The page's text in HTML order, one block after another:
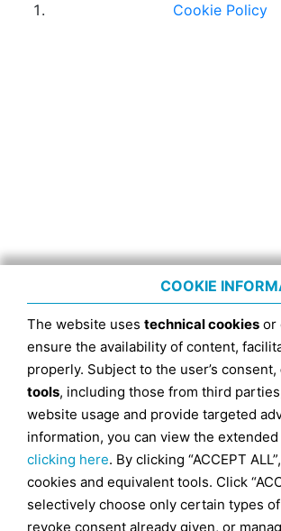
Cookie Policy
COOKIE
The website uses technical cookies or
ensure the availability of content,
properly. Subject to the user’s consent,
tools, including those from third
website usage and provide targeted
information, you can view the
clicking here. By clicking “ACCEPT
cookies and equivalent tools. Click
selectively choose only certain types
revoke consent already given, or